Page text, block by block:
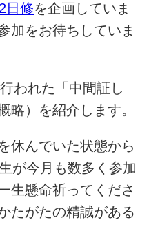
日修を企画していま
加をお待ちしていま
われた「中間証し
略）を紹介します。
休んでいた状態から
が今月も数多く参加
生懸命祈ってくださ
たがたの精誠がある